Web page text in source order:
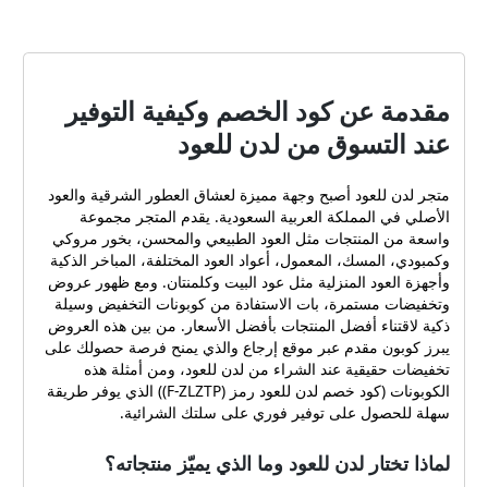
يقدم المتجر مجموعة واسعة
الطبيعي والمحسن، بخور
مروكي وكمبودي، المسك،
المعمول، أعواد العود المختلفة،
المباخر الذكية وأجهزة العود
المنزلية مثل عود البيت
وكلمنتان. ومع ظهور عروض
وتخفيضات مستمرة، بات
الاستفادة من كوبونات
التخفيض وسيلة ذكية لاقتناء
أفضل المنتجات بأفضل
الأسعار. من بين هذه العروض
يبرز كوبون مقدم عبر موقع
إرجاع والذي يمنح فرصة
حصولك على تخفيضات حقيقية
عند الشراء من لدن للعود،
خصم لدن للعود رمز (F-
مقدمة عن كود الخصم وكيفية التوفير
عند التسوق من لدن للعود
متجر لدن للعود أصبح وجهة مميزة لعشاق العطور الشرقية والعود
الأصلي في المملكة العربية السعودية. يقدم المتجر مجموعة
واسعة من المنتجات مثل العود الطبيعي والمحسن، بخور مروكي
وكمبودي، المسك، المعمول، أعواد العود المختلفة، المباخر الذكية
وأجهزة العود المنزلية مثل عود البيت وكلمنتان. ومع ظهور عروض
وتخفيضات مستمرة، بات الاستفادة من كوبونات التخفيض وسيلة
ذكية لاقتناء أفضل المنتجات بأفضل الأسعار. من بين هذه العروض
يبرز كوبون مقدم عبر موقع إرجاع والذي يمنح فرصة حصولك على
تخفيضات حقيقية عند الشراء من لدن للعود، ومن أمثلة هذه
الكوبونات (كود خصم لدن للعود رمز (F-ZLZTP)) الذي يوفر طريقة
سهلة للحصول على توفير فوري على سلتك الشرائية.
لماذا تختار لدن للعود وما الذي يميّز منتجاته؟